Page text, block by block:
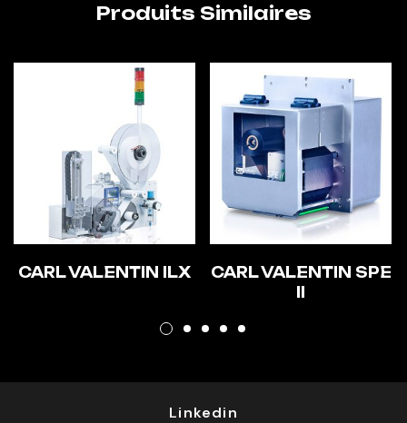
Produits Similaires
CARL VALENTIN ILX
CARL VALENTIN SPE
II
Linkedin